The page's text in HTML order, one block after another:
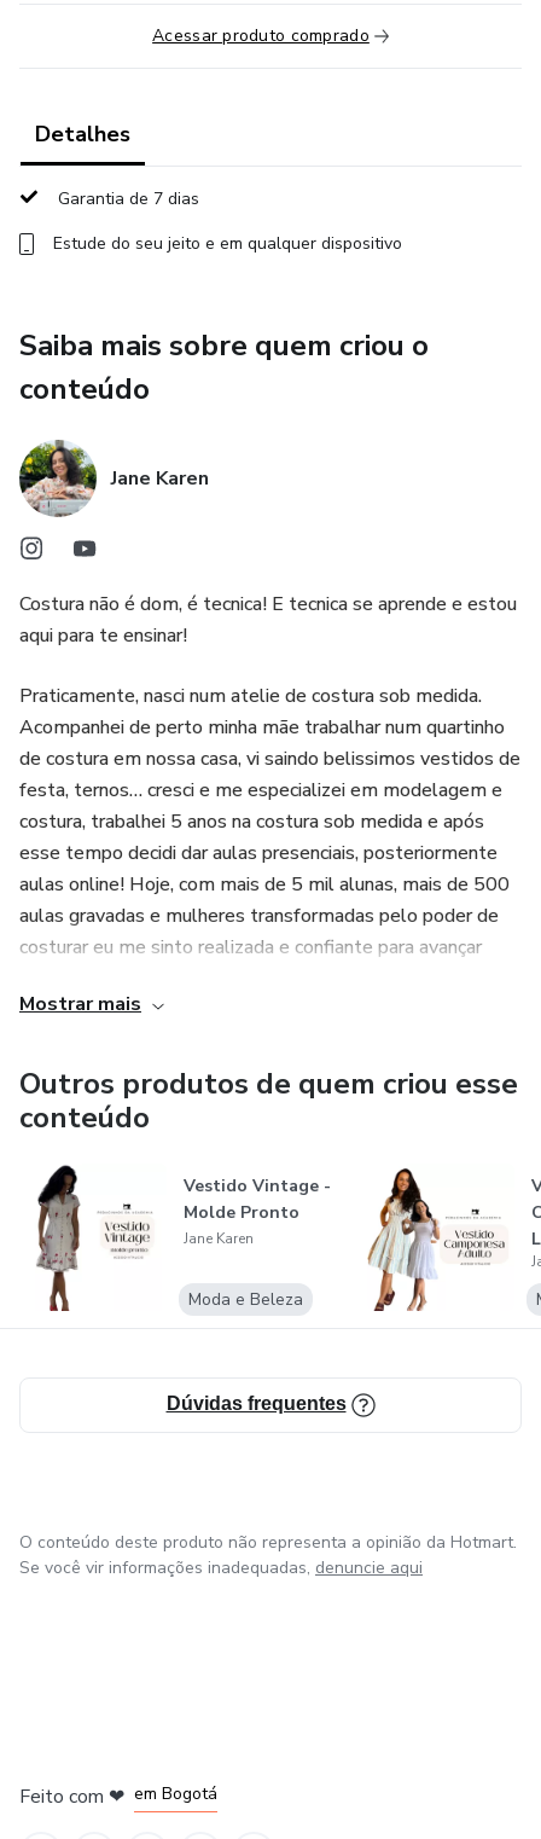
Acessar produto comprado
Detalhes
Garantia de 7 dias
Estude do seu jeito e em qualquer dispositivo
Saiba mais sobre quem criou o
conteúdo
Jane Karen
Costura não é dom, é tecnica! E tecnica se aprende e estou
aqui para te ensinar!
Praticamente, nasci num atelie de costura sob medida.
Acompanhei de perto minha mãe trabalhar num quartinho
de costura em nossa casa, vi saindo belissimos vestidos de
festa, ternos… cresci e me especializei em modelagem e
costura, trabalhei 5 anos na costura sob medida e após
esse tempo decidi dar aulas presenciais, posteriormente
aulas online! Hoje, com mais de 5 mil alunas, mais de 500
aulas gravadas e mulheres transformadas pelo poder de
costurar eu me sinto realizada e confiante para avançar
Mostrar mais
Outros produtos de quem criou esse
conteúdo
Vestido Vintage -
Molde Pronto
Jane Karen
Moda e Beleza
Dúvidas frequentes
O conteúdo deste produto não representa a opinião da Hotmart.
Se você vir informações inadequadas, denuncie aqui
Feito com ❤ em Bogotá